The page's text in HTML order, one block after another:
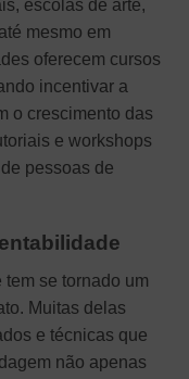
escolas de arte,
mesmo em
oferecem cursos
incentivar a
o crescimento das
e workshops
pessoas de
se tornado um
Muitas delas
e técnicas que
não apenas